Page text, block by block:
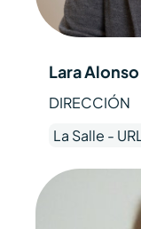
Lara Alonso
DIRECCIÓN
La Salle -